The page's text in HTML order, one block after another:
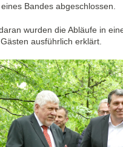
Bandes abgeschlossen.
wurden die Abläufe in
ausführlich erklärt.